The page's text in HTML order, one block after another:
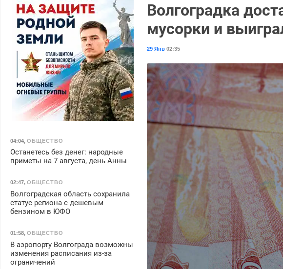
Волгоградка
мусорки и
29 Янв 02:35
04:04, ОБЩЕСТВО
Останетесь без денег: народные
приметы на 7 августа, день Анны
02:47, ОБЩЕСТВО
Волгоградская область сохранила
статус региона с дешевым
бензином в ЮФО
01:58, ОБЩЕСТВО
В аэропорту Волгограда возможны
изменения расписания из-за
ограничений